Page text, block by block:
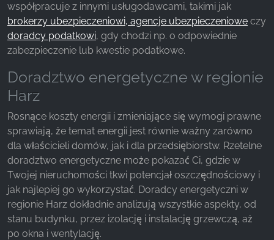
współpracuje z innymi usługodawcami, takimi jak
brokerzy ubezpieczeniowi, agencje ubezpieczeniowe czy
doradcy podatkowi, gdy chodzi np. o odpowiednie
zabezpieczenie lub kwestie podatkowe.
Doradztwo energetyczne w regionie
Harz
Rosnące koszty energii i zmieniające się wymogi prawne
sprawiają, że temat energii jest równie ważny zarówno
dla właścicieli domów, jak i dla przedsiębiorstw. Rzetelne
doradztwo energetyczne może pokazać Ci, gdzie w
Twojej nieruchomości tkwi potencjał oszczędnościowy i
jak najlepiej go wykorzystać. Doradcy energetyczni w
regionie Harz dokładnie analizują wszystkie aspekty, od
stanu budynku, przez izolację i instalację grzewczą, aż
po okna i wentylację.
Provider:
Google LLC
Purpose:
witryny
24 godziny - 2 lata